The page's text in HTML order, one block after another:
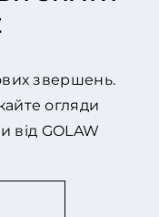
звершень.
огляди
від GOLAW